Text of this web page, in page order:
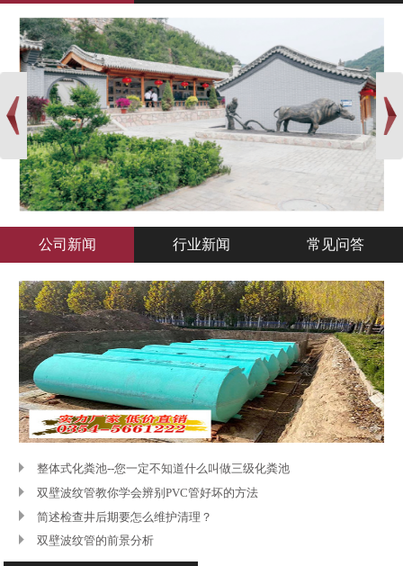
立即咨询 了解更多
公司新闻 行业新闻 常见问答
整体式化粪池--您一定不知道什么叫做三级化粪池
双壁波纹管教你学会辨别PVC管好坏的方法
简述检查井后期要怎么维护清理？
双壁波纹管的前景分析